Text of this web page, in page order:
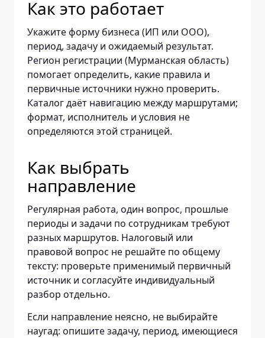
Как это работает
Укажите форму бизнеса (ИП или ООО),
период, задачу и ожидаемый результат.
Регион регистрации (Мурманская область)
помогает определить, какие правила и
первичные источники нужно проверить.
Каталог даёт навигацию между маршрутами;
формат, исполнитель и условия не
определяются этой страницей.
Как выбрать
направление
Регулярная работа, один вопрос, прошлые
периоды и задачи по сотрудникам требуют
разных маршрутов. Налоговый или
правовой вопрос не решайте по общему
тексту: проверьте применимый первичный
источник и согласуйте индивидуальный
разбор отдельно.
Если направление неясно, не выбирайте
наугад: опишите задачу, период, имеющиеся